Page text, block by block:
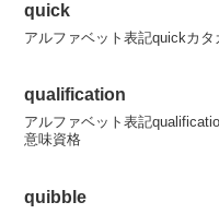
quick
アルファベット表記quickカ
qualification
アルファベット表記
意味資格
quibble